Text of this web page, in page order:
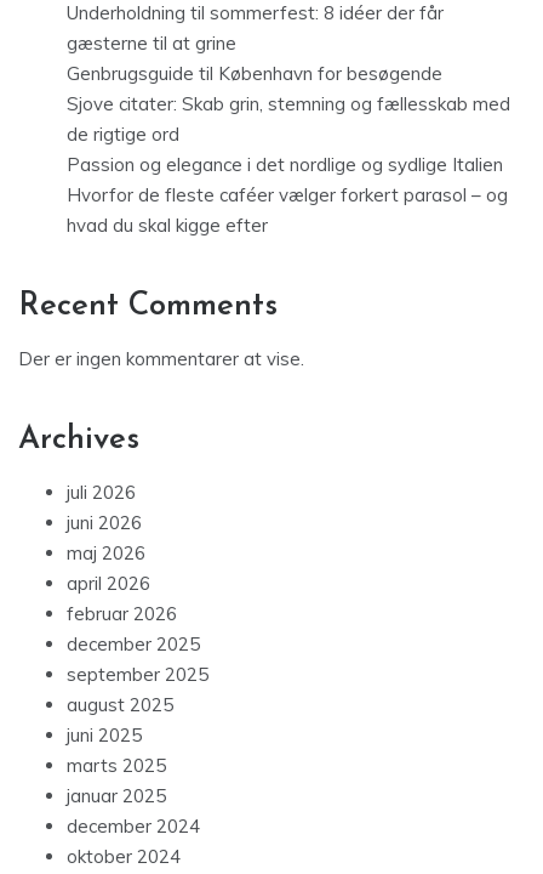
Underholdning til sommerfest: 8 idéer der får
gæsterne til at grine
Genbrugsguide til København for besøgende
Sjove citater: Skab grin, stemning og fællesskab med
de rigtige ord
Passion og elegance i det nordlige og sydlige Italien
Hvorfor de fleste caféer vælger forkert parasol – og
hvad du skal kigge efter
Recent Comments
Der er ingen kommentarer at vise.
Archives
juli 2026
juni 2026
maj 2026
april 2026
februar 2026
december 2025
september 2025
august 2025
juni 2025
marts 2025
januar 2025
december 2024
oktober 2024